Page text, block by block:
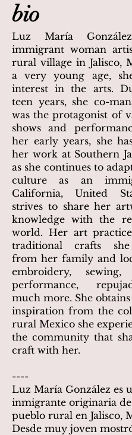
bio
Luz María
immigrant woman
rural village in Jalisco,
a very young age,
interest in the arts.
teen years, she co-
was the protagonist of
shows and
her early years, she
her work at Southern
as she continues to
culture as an
California, United
strives to share her
knowledge with the
world. Her art
traditional crafts
from her family and
embroidery, sewing,
performance,
much more. She
inspiration from the
rural Mexico she
the community that
craft with her.
----
Luz María González es
inmigrante originaria
pueblo rural en Jalisco,
Desde muy joven